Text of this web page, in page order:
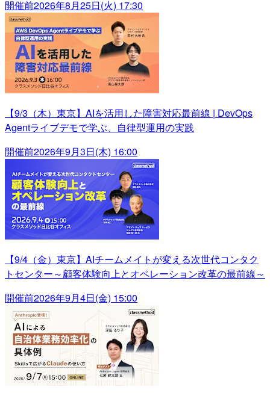
開催前2026年8月25日(火) 17:30
【9/3（木）東京】AIを活用した障害対応最前線 | DevOps
Agentライブデモで学ぶ、自律型運用の実践
開催前2026年9月3日(木) 16:00
【9/4（金）東京】AIチームメイトが変える次世代コンタク
トセンター～顧客体験向上とオペレーション改革の最前線～
開催前2026年9月4日(金) 15:00